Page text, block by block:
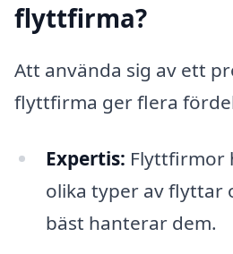
flyttfirma?
Att använda sig av ett
flyttfirma ger flera
Expertis: Flyttfirmor
olika typer av flyttar
bäst hanterar dem.